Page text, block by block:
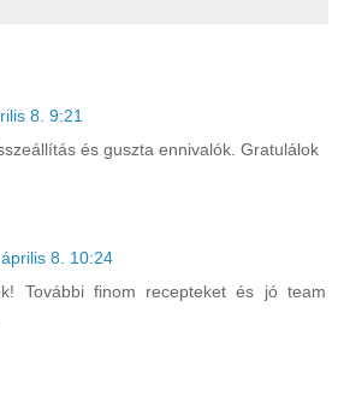
8. 9:21
és guszta ennivalók. Gratulálok
8. 10:24
További finom recepteket és jó team